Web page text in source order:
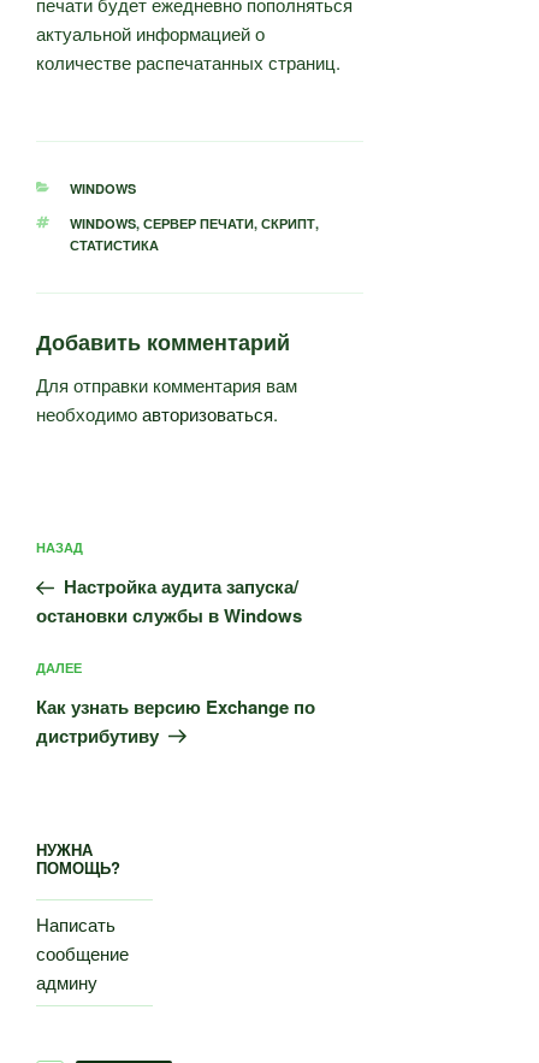
актуальной информацией о
количестве распечатанных страниц.
РУБРИКИ
WINDOWS
МЕТКИ
WINDOWS, СЕРВЕР ПЕЧАТИ, СКРИПТ,
СТАТИСТИКА
Добавить комментарий
Для отправки комментария вам
необходимоавторизоваться.
по
записям
Предыдущая
запись:
НАЗАД
Настройка аудита запуска/
остановки службы в Windows
Следующая
запись
ДАЛЕЕ
Как узнать версию Exchange по
дистрибутиву
НУЖНА
ПОМОЩЬ?
Написать
сообщение
админу